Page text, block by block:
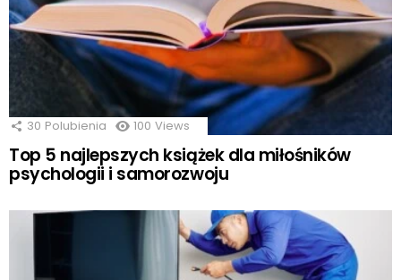
30 Polubienia 100 Views
Top 5 najlepszych książek dla miłośników
psychologii i samorozwoju